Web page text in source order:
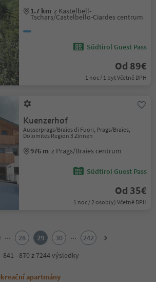
1.7 km z Kastelbell-
Tschars/Castelbello-Ciardes centrum
Südtirol Guest Pass
Od 89€
1 noc / 1 byt Včetně DPH
Kuenzerhof
Ausserprags/Braies di Fuori, Prags/Braies,
Dolomites Region 3 Zinnen
976 m z Prags/Braies centrum
Südtirol Guest Pass
Od 35€
1 noc / 2 osob(y) Včetně DPH
... 28 29 30 ...
242
841 - 870 z 7244 výsledky
apartmány